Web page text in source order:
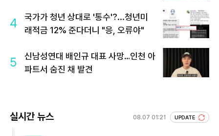
4
국가가 청년 상대로 '통수'?...청년미
래적금 12% 준다더니 "응, 오류야"
5
신남성연대 배인규 대표 사망…인천 아
파트서 숨진 채 발견
실시간 뉴스 08.07 01:21 UPDATE